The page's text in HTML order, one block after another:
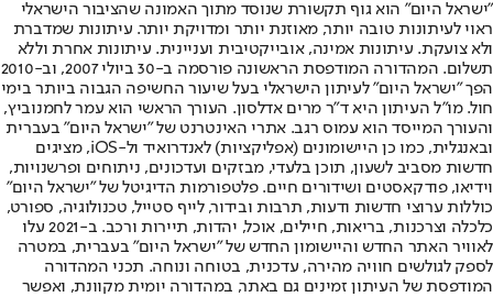
"ישראל היום" הוא גוף תקשורת שנוסד מתוך האמונה שהציבור הישראלי
ראוי לעיתונות טובה יותר, מאוזנת יותר ומדויקת יותר. עיתונות שמדברת
ולא צועקת. עיתונות אמינה, אובייקטיבית ועניינית. עיתונות אחרת וללא
תשלום. המהדורה המודפסת הראשונה פורסמה ב-30 ביולי 2007, וב-2010
הפך "ישראל היום" לעיתון הישראלי בעל שיעור החשיפה הגבוה ביותר בימי
חול. מו"ל העיתון היא ד"ר מרים אדלסון. העורך הראשי הוא עמר לחמנוביץ,
והעורך המייסד הוא עמוס רגב. אתרי האינטרנט של "ישראל היום" בעברית
ובאנגלית, כמו כן היישומונים (אפליקציות) לאנדרואיד ול-iOS, מציגים
חדשות מסביב לשעון, תוכן בלעדי, מבזקים ועדכונים, ניתוחים ופרשנויות,
וידיאו, פודקאסטים ושידורים חיים. פלטפורמות הדיגיטל של "ישראל היום"
כוללות ערוצי חדשות ודעות, תרבות ובידור, לייף סטייל, טכנולוגיה, ספורט,
כלכלה וצרכנות, בריאות, חיילים, אוכל, יהדות, תיירות ורכב. ב-2021 עלו
לאוויר האתר החדש והיישומון החדש של "ישראל היום" בעברית, במטרה
לספק לגולשים חוויה מהירה, עדכנית, בטוחה ונוחה. תכני המהדורה
המודפסת של העיתון זמינים גם באתר, במהדורה יומית מקוונת, ואפשר